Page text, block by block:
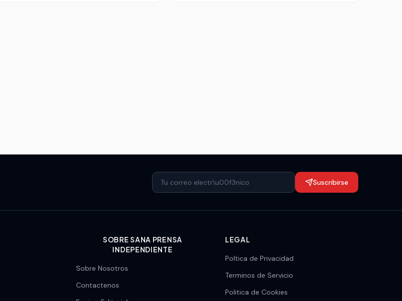
Suscribirse
SOBRE SANA PRENSA
INDEPENDIENTE
Sobre Nosotros
Contactenos
LEGAL
Poltica de Privacidad
Terminos de Servicio
Politica de Cookies